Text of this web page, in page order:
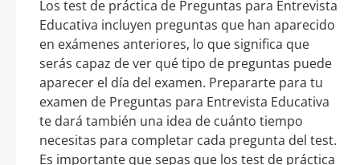
Los test de práctica de Preguntas para Entrevista
Educativa incluyen preguntas que han aparecido
en exámenes anteriores, lo que significa que
serás capaz de ver qué tipo de preguntas puede
aparecer el día del examen. Prepararte para tu
examen de Preguntas para Entrevista Educativa
te dará también una idea de cuánto tiempo
necesitas para completar cada pregunta del test.
Es importante que sepas que los test de práctica